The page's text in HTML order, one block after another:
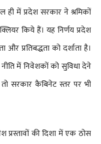
में प्रदेश सरकार ने श्रमिकों
किये हैं। यह निर्णय प्रदेश
प्रतिबद्धता को दर्शाता है।
में निवेशकों को सुविधा देने
सरकार कैबिनेट स्तर पर भी
की दिशा में एक ठोस